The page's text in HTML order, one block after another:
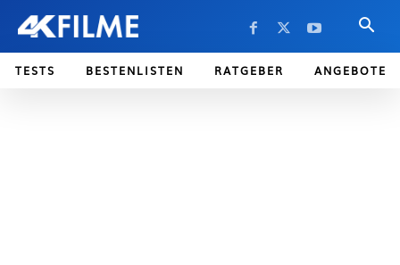
TESTS BESTENLISTEN RATGEBER ANGEBOTE